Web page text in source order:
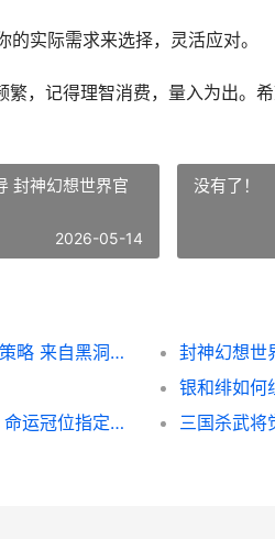
实际需求来选择，灵活应对。
，记得理智消费，量入为出。
封神幻想世界官
2026-05-14
没有了！
来自黑洞的旅人钻石获取优先级策略 来自黑洞的旅人阵容
银和绯如何
命运冠位指定冠位戴冠战全策略 命运冠位指定冠位时间神殿电影